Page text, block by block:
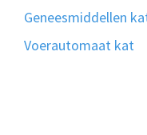
Geneesmiddellen
Voerautomaat kat